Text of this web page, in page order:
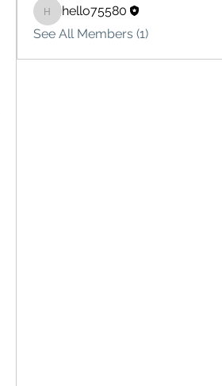
hello75580
hello75580
See All Members (1)